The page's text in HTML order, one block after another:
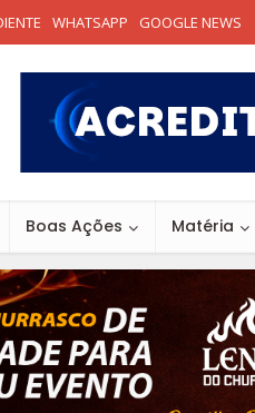
WHATSAPP GOOGLE NEWS
Boas Ações Matéria